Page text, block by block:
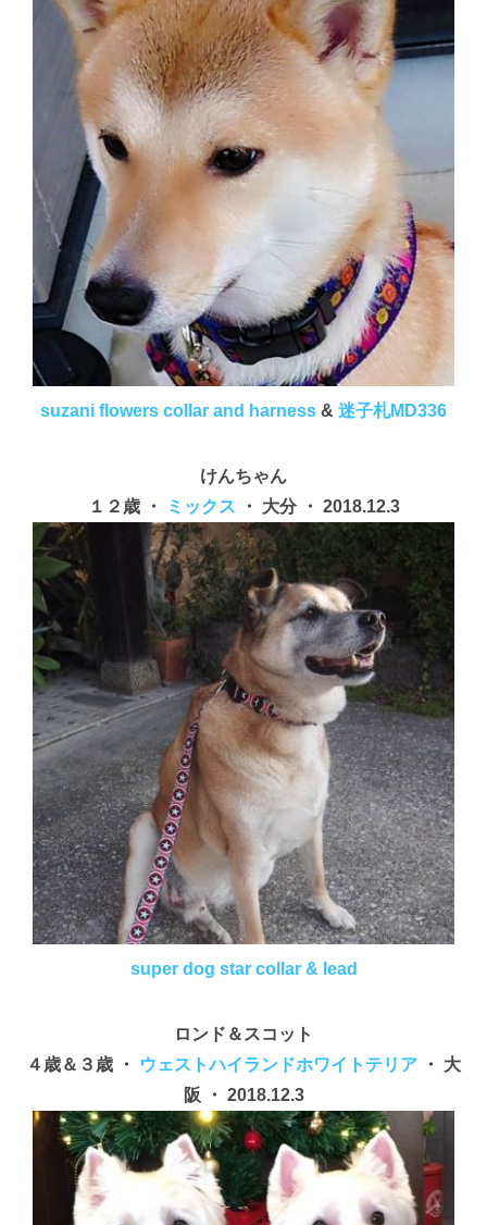
suzani flowers collar and harness & 迷子札MD336
けんちゃん
１２歳 ・
ミックス ・ 大分 ・ 2018.12.3
super dog star collar & lead
ロンド＆スコット
４歳＆３歳 ・
ウェストハイランドホワイトテリア ・ 大
阪 ・ 2018.12.3